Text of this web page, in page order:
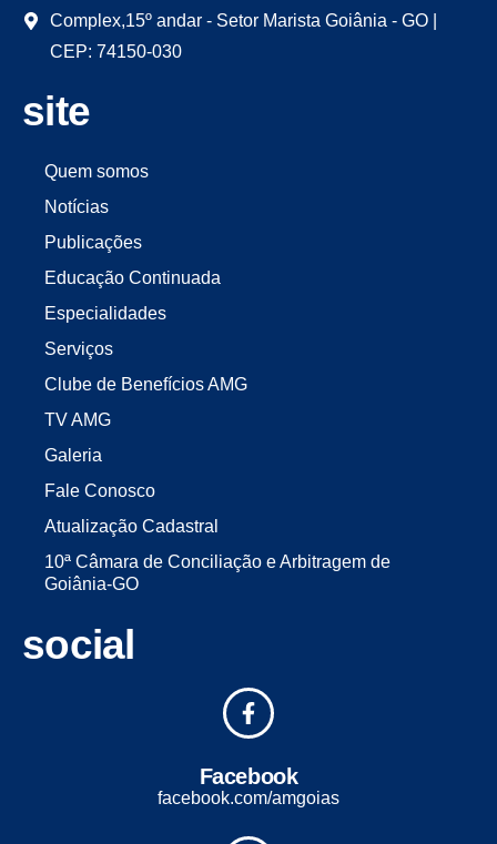
Complex,15º andar - Setor Marista Goiânia - GO |
CEP: 74150-030
site
Quem somos
Notícias
Publicações
Educação Continuada
Especialidades
Serviços
Clube de Benefícios AMG
TV AMG
Galeria
Fale Conosco
Atualização Cadastral
10ª Câmara de Conciliação e Arbitragem de
Goiânia-GO
social
Facebook
facebook.com/amgoias